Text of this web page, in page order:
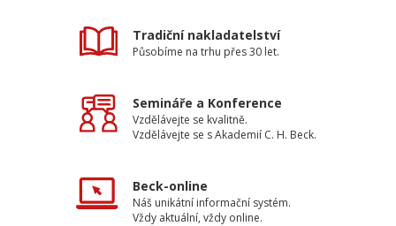
Tradiční nakladatelství
Působíme na trhu přes 30 let.
Semináře a Konference
Vzdělávejte se kvalitně.
Vzdělávejte se s Akademií C. H. Beck.
Beck-online
Náš unikátní informační systém.
Vždy aktuální, vždy online.